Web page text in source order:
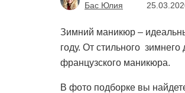
Бас Юлия
Зимний маникюр –
году. От стильного
французского маникюра.
В фото подборке вы